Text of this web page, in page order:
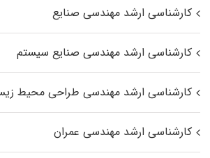
کارشناسی ارشد مهندسی صنایع
کارشناسی ارشد مهندسی صنایع سیستم
کارشناسی ارشد مهندسی طراحی محیط
کارشناسی ارشد مهندسی عمران